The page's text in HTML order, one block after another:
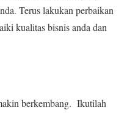
Terus lakukan perbaikan
kualitas bisnis anda dan
berkembang. Ikutilah